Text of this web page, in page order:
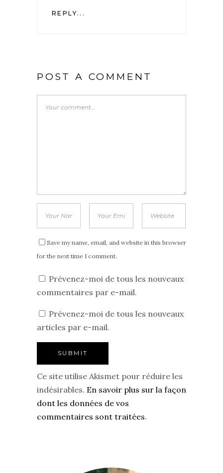
REPLY...
POST A COMMENT
Save my name, email, and website in this browser
for the next time I comment.
Prévenez-moi de tous les nouveaux
commentaires par e-mail.
Prévenez-moi de tous les nouveaux
articles par e-mail.
Ce site utilise Akismet pour réduire les
indésirables. En savoir plus sur la façon
dont les données de vos
commentaires sont traitées.